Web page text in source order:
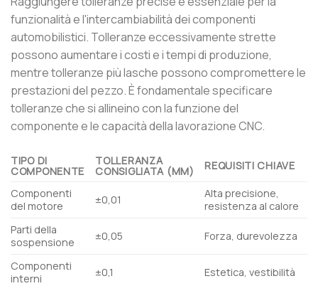
funzionalità e l'intercambiabilità dei componenti
automobilistici. Tolleranze eccessivamente strette
possono aumentare i costi e i tempi di produzione,
mentre tolleranze più lasche possono compromettere le
prestazioni del pezzo. È fondamentale specificare
tolleranze che si allineino con la funzione del
componente e le capacità della lavorazione CNC.
TIPO DI
COMPONENTE
TOLLERANZA
CONSIGLIATA (MM) REQUISITI CHIAVE
Componenti
del motore
±0,01
Alta precisione,
resistenza al calore
Parti della
sospensione
±0,05 Forza, durevolezza
Componenti
interni
±0,1 Estetica, vestibilità